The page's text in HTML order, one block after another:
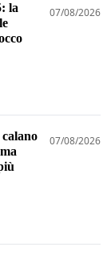
la
07/08/2026
07/08/2026